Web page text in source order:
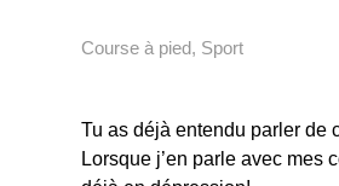
Course à pied, Sport
Tu as déjà entendu parler de
Lorsque j’en parle avec mes